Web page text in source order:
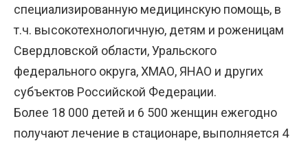
специализированную медицинскую помощь, в
т.ч. высокотехнологичную, детям и роженицам
Свердловской области, Уральского
федерального округа, ХМАО, ЯНАО и других
субъектов Российской Федерации.
Более 18 000 детей и 6 500 женщин ежегодно
получают лечение в стационаре, выполняется 4